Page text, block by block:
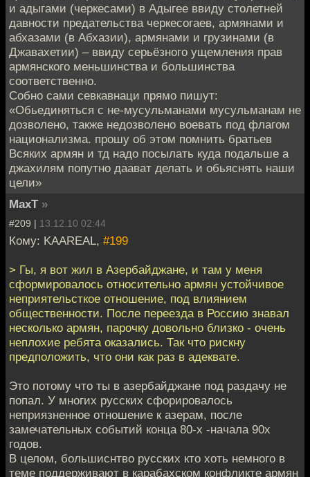
и адыгами (черкесами) в Адыгее ввиду столетней
давности предательства черкесогаев, армянами и
абхазами (в Абхазии), армянами и грузинами (в
Джавахетии) – ввиду серьёзного ущемления прав
армянского меньшинства и большинства
соответственно.
Собно сами севкавнаци прямо пишут:
«Обьединяться с не-мусульманами мусульманам не
дозволено, также недозволено воевать под флагом
национализма. прошу об этом помнить братьев
Всяких армян и тд надо посылать куда подальше а
джахилям попутно даават делать и обьяснять наши
цели»
MaxT »
#209 | 13.12.10 02:44
Кому: KAAREAL, #199
> Гы, я вот жил в Азербайджане, и там у меня
сформировалось относительно армян устойчивое
неприятельсткое отношение, под влиянием
общественности. После переезда в Россию знавал
несколько армян, парочку довольно близко - очень
неплохие ребята оказались. Так что рискну
предположить, что они как раз в адеквате.
Это потому что ты в азербайджане под раздачу не
попал. У многих русских сфорировалось
неприязненное отношение к азерам, после
замечательных событий конца 80-х -начала 90х
годов.
В целом, большиснтво русских кто хоть немного в
теме поддерживают в карабахском конфликте армян